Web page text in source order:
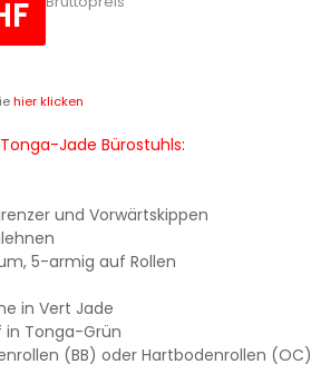
hier klicken
Jade Bürostuhls:
und Vorwärtskippen
5-armig auf Rollen
in Vert Jade
Tonga-Grün
(BB) oder Hartbodenrollen (OC)